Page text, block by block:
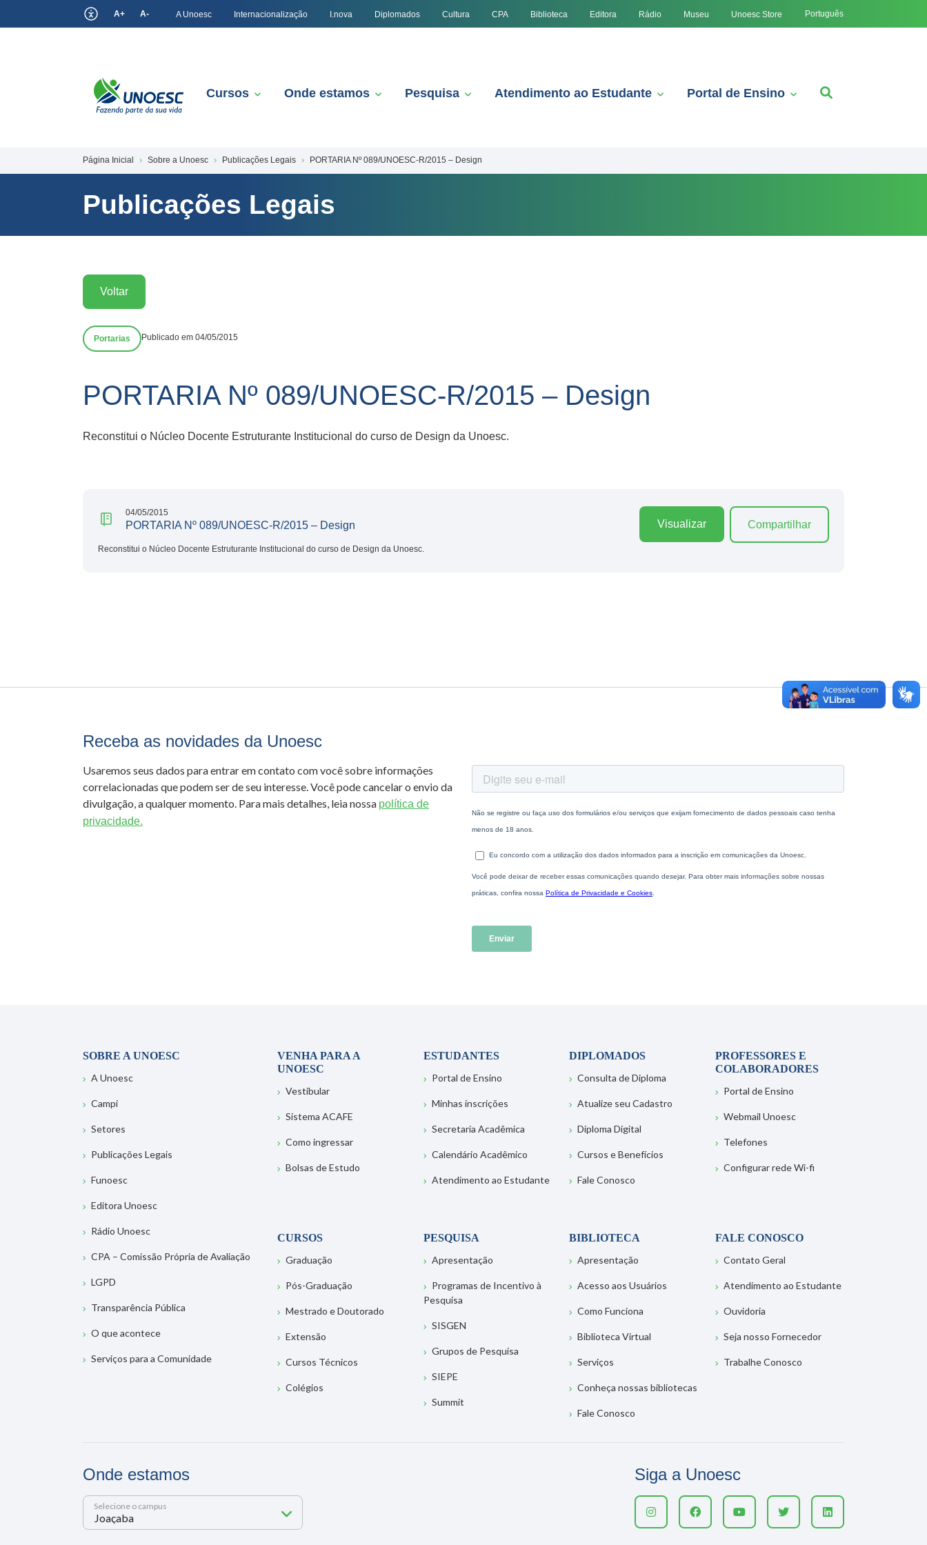
A+ A- A Unoesc Internacionalização I.nova Diplomados Cultura CPA Biblioteca Editora Rádio Museu Unoesc Store Português
Cursos Onde estamos Pesquisa Atendimento ao Estudante Portal de Ensino
Página Inicial Sobre a Unoesc Publicações Legais PORTARIA Nº 089/UNOESC-R/2015 – Design
Publicações Legais
Voltar
Portarias Publicado em 04/05/2015
PORTARIA Nº 089/UNOESC-R/2015 – Design
Reconstitui o Núcleo Docente Estruturante Institucional do curso de Design da Unoesc.
04/05/2015
PORTARIA Nº 089/UNOESC-R/2015 – Design
Reconstitui o Núcleo Docente Estruturante Institucional do curso de Design da Unoesc.
Visualizar Compartilhar
Receba as novidades da Unoesc
Usaremos seus dados para entrar em contato com você sobre informações
correlacionadas que podem ser de seu interesse. Você pode cancelar o envio da
divulgação, a qualquer momento. Para mais detalhes, leia nossa política de
privacidade.
SOBRE A UNOESC
A Unoesc
Campi
Setores
Publicações Legais
Funoesc
Editora Unoesc
Rádio Unoesc
CPA – Comissão Própria de Avaliação
LGPD
Transparência Pública
O que acontece
Serviços para a Comunidade
VENHA PARA A
UNOESC
Vestibular
Sistema ACAFE
Como ingressar
Bolsas de Estudo
ESTUDANTES
Portal de Ensino
Minhas inscrições
Secretaria Acadêmica
Calendário Acadêmico
Atendimento ao Estudante
DIPLOMADOS
Consulta de Diploma
Atualize seu Cadastro
Diploma Digital
Cursos e Benefícios
Fale Conosco
PROFESSORES E
COLABORADORES
Portal de Ensino
Webmail Unoesc
Telefones
Configurar rede Wi-fi
CURSOS
Graduação
Pós-Graduação
Mestrado e Doutorado
Extensão
Cursos Técnicos
Colégios
PESQUISA
Apresentação
Programas de Incentivo à
Pesquisa
SISGEN
Grupos de Pesquisa
SIEPE
Summit
BIBLIOTECA
Apresentação
Acesso aos Usuários
Como Funciona
Biblioteca Virtual
Serviços
Conheça nossas bibliotecas
Fale Conosco
FALE CONOSCO
Contato Geral
Atendimento ao Estudante
Ouvidoria
Seja nosso Fornecedor
Trabalhe Conosco
Onde estamos
Selecione o campus
Siga a Unoesc